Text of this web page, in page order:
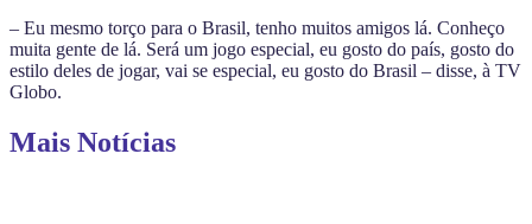
– Eu mesmo torço para o Brasil, tenho muitos amigos lá. Conheço
muita gente de lá. Será um jogo especial, eu gosto do país, gosto do
estilo deles de jogar, vai se especial, eu gosto do Brasil – disse, à TV
Globo.
Mais Notícias